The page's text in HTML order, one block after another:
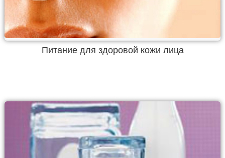
Питание для здоровой кожи лица